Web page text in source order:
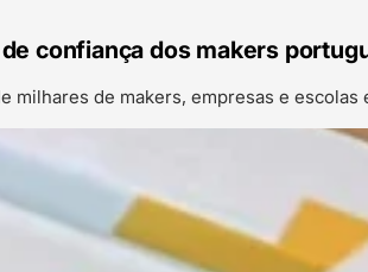
confiança dos makers
milhares de makers, empresas e escolas